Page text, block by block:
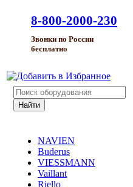
8-800-2000-230
Звонки по России
бесплатно
NAVIEN
Buderus
VIESSMANN
Vaillant
Riello